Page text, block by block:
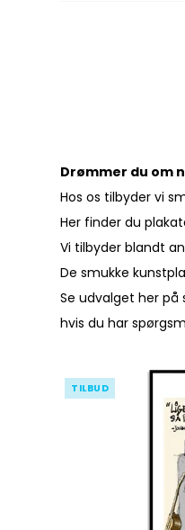
Drømmer du om
Hos os tilbyder vi
Her finder du
Vi tilbyder blandt
De smukke
Se udvalget her
hvis du har
TILBUD